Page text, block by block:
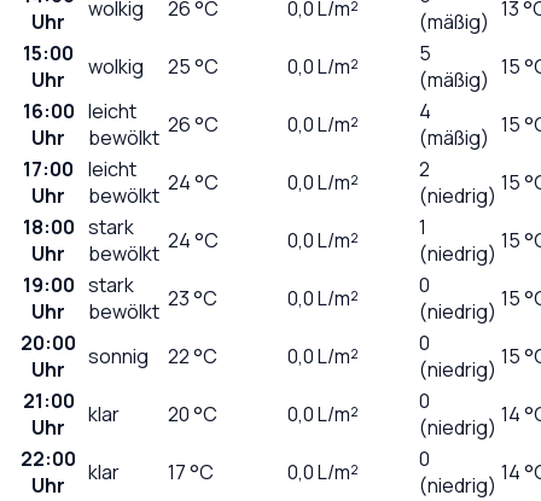
Uhr
wolkig 26°C 0,0L/m²
(mäßig) 13
15:00
Uhr
wolkig 25°C 0,0L/m²
5
(mäßig) 15
16:00
Uhr
leicht
bewölkt 26°C 0,0L/m²
4
(mäßig) 15
17:00
Uhr
leicht
bewölkt 24°C 0,0L/m²
2
(niedrig) 15
18:00
Uhr
stark
bewölkt 24°C 0,0L/m²
1
(niedrig) 15
19:00
Uhr
stark
bewölkt 23°C 0,0L/m²
0
(niedrig) 15
20:00
Uhr
sonnig 22°C 0,0L/m²
0
(niedrig) 15
21:00
Uhr
klar 20°C 0,0L/m²
0
(niedrig) 14
22:00
Uhr
klar 17°C 0,0L/m²
0
(niedrig) 14